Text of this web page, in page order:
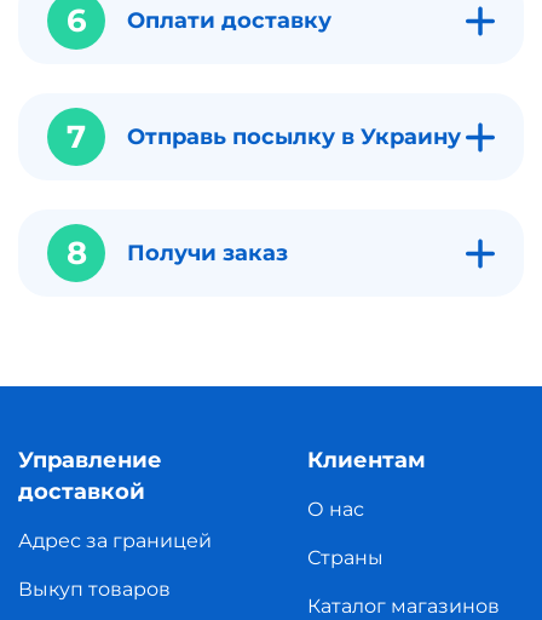
6 Оплати доставку
7 Отправь посылку в Украину
8 Получи заказ
Управление
доставкой
Адрес за границей
Выкуп товаров
Клиентам
О нас
Страны
Каталог магазинов